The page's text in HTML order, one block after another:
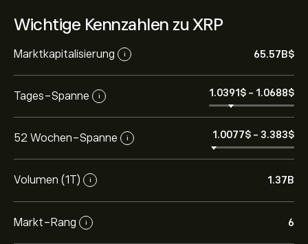
Wichtige Kennzahlen zu XRP
Marktkapitalisierung i 65.57B‎$‎
Tages-Spanne i 1.0391‎$‎ - 1.0688‎$‎
52 Wochen-Spanne i 1.0077‎$‎ - 3.383‎$‎
Volumen (1T) i 1.37B
Markt-Rang i 6